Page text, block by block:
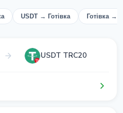
USDT → Готівка Готівка →
USDT TRC20